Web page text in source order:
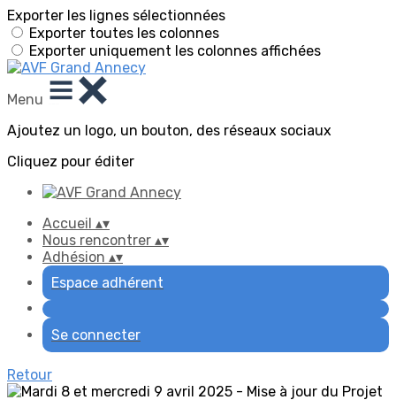
Exporter les lignes sélectionnées
Exporter toutes les colonnes
Exporter uniquement les colonnes affichées
Menu
Ajoutez un logo, un bouton, des réseaux sociaux
Cliquez pour éditer
Accueil ▴▾
Nous rencontrer ▴▾
Adhésion ▴▾
Espace adhérent
Se connecter
Retour